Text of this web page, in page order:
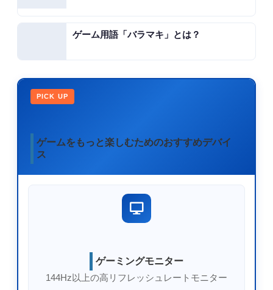
ゲーム用語「バラマキ」とは？
PICK UP
ゲームをもっと楽しむためのおすすめデバイ
ス
ゲーミングモニター
144Hz以上の高リフレッシュレートモニター